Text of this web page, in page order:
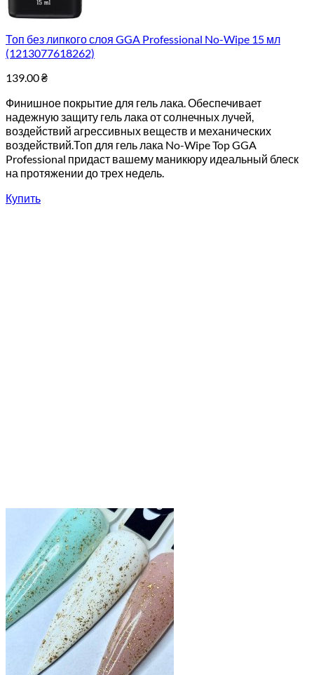
Топ без липкого слоя GGA Professional No-Wipe 15 мл
(1213077618262)
139.00₴
Финишное покрытие для гель лака. Обеспечивает
надежную защиту гель лака от солнечных лучей,
воздействий агрессивных веществ и механических
воздействий.Топ для гель лака No-Wipe Top GGA
Professional придаст вашему маникюру идеальный блеск
на протяжении до трех недель.
Купить